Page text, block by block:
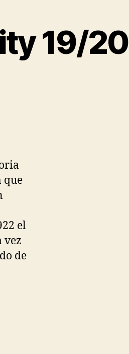
19/20
que
el
vez
de